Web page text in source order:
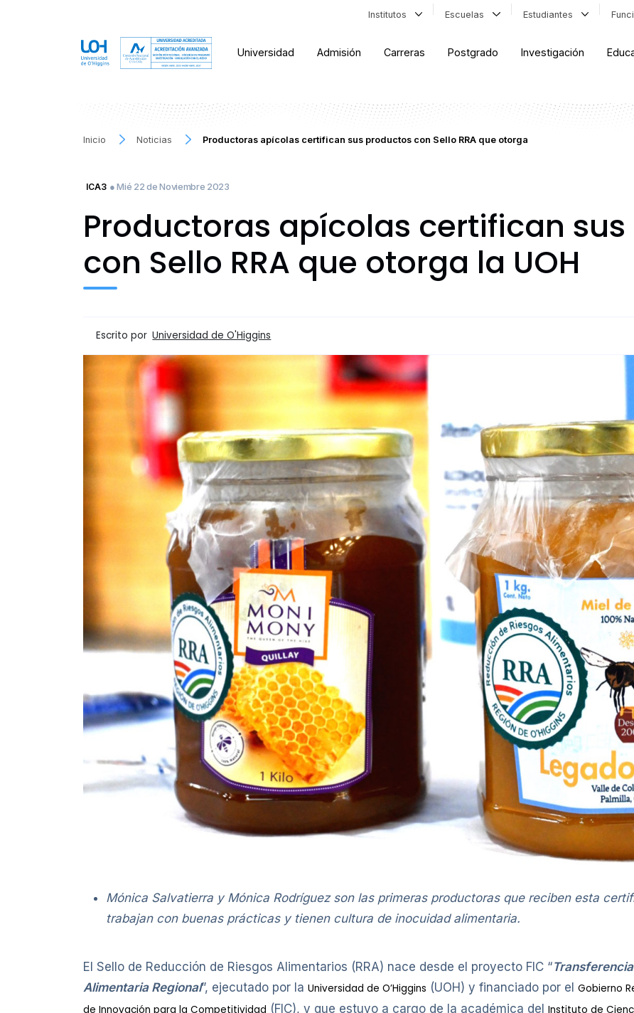
Institutos Escuelas Estudiantes
Universidad Admisión Carreras Postgrado Investigación
Inicio Noticias Productoras apícolas certifican sus productos con Sello RRA que otorga
ICA3 ● Mié 22 de Noviembre 2023
Productoras apícolas certifican
con Sello RRA que otorga la UOH
Escrito por Universidad de O'Higgins
Mónica Salvatierra y Mónica Rodríguez son las primeras productoras que reciben esta
trabajan con buenas prácticas y tienen cultura de inocuidad alimentaria.
El Sello de Reducción de Riesgos Alimentarios (RRA) nace desde el proyecto FIC “
Alimentaria Regional”, ejecutado por la Universidad de O’Higgins (UOH) y financiado por el Gobierno
de Innovación para la Competitividad (FIC), y que estuvo a cargo de la académica del Instituto de